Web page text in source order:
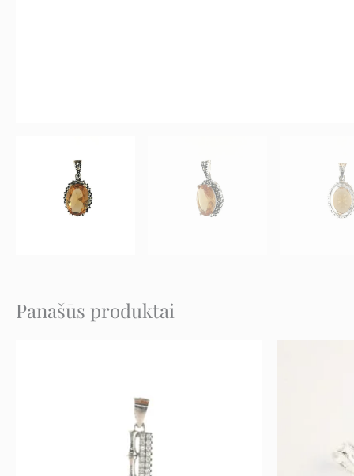
Panašūs produktai